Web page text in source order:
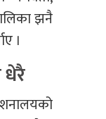
झनै
।
धेरै